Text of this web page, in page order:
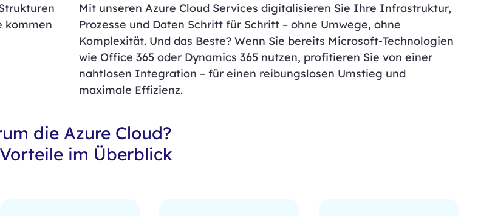
kommen
Mit unseren Azure Cloud Services digitalisieren Sie Ihre Infrastruktur,
Prozesse und Daten Schritt für Schritt – ohne Umwege, ohne
Komplexität. Und das Beste? Wenn Sie bereits Microsoft-Technologien
wie Office 365 oder Dynamics 365 nutzen, profitieren Sie von einer
nahtlosen Integration – für einen reibungslosen Umstieg und
maximale Effizienz.
die Azure Cloud?
im Überblick